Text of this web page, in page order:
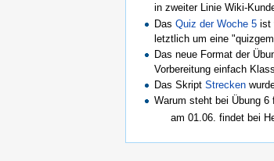
in zweiter Linie Wiki-
DasQuiz der Woche 5 ist
letztlich um eine
Das neue Format der
Vorbereitung einfach
Das SkriptStrecken
Warum steht bei Übung
am 01.06. findet bei